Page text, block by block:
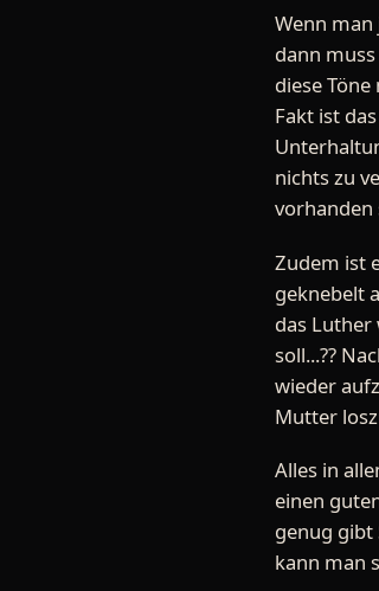
Wenn
dann
diese
Fakt ist
nichts zu
vorhanden
Zudem ist
geknebelt
das Luther
soll...??
wieder
Mutter
Alles in
einen
genug gibt
kann man